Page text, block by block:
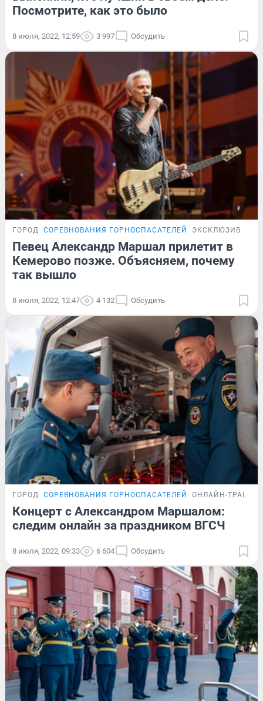
Посмотрите, как это было
8 июля, 2022, 12:59 3 997 Обсудить
ГОРОД СОРЕВНОВАНИЯ ГОРНОСПАСАТЕЛЕЙ ЭКСКЛЮЗИВ
Певец Александр Маршал прилетит в
Кемерово позже. Объясняем, почему
так вышло
8 июля, 2022, 12:47 4 132 Обсудить
ГОРОД СОРЕВНОВАНИЯ ГОРНОСПАСАТЕЛЕЙ ОНЛАЙН-
Концерт с Александром Маршалом:
следим онлайн за праздником ВГСЧ
8 июля, 2022, 09:33 6 604 Обсудить